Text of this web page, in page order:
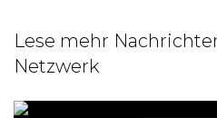
Lese mehr
Netzwerk